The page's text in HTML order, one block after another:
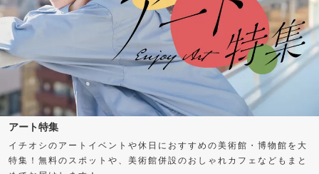
アート特集
イチオシのアートイベントや休日におすすめの美術館・博物館を大
特集！無料のスポットや、美術館併設のおしゃれカフェなどもまと